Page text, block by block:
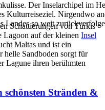
Der Inselarchipel im
Kulturreiseziel. Nirgendwo
Landes so weit
Schattierungen von Türkis
Lagoon auf der kleinen Insel
Maltas und ist ein
Sandboden sorgt für
Lagune ihren berühmten
Stränden &